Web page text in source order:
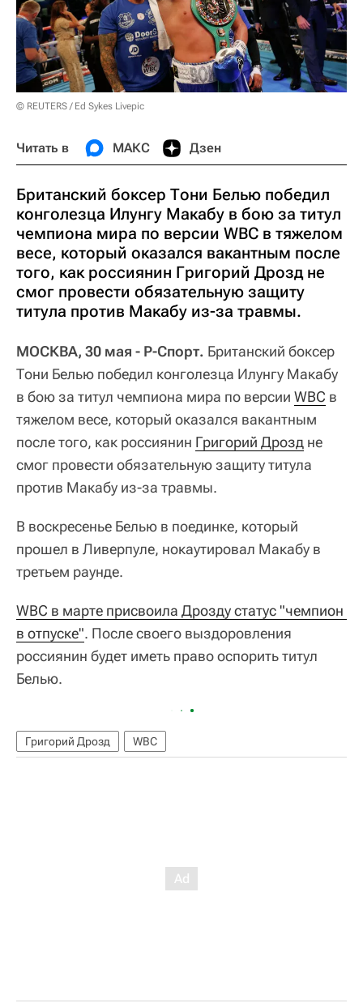
© REUTERS / Ed Sykes Livepic
Читать в МАКС Дзен
Британский боксер Тони Белью победил
конголезца Илунгу Макабу в бою за титул
чемпиона мира по версии WBC в тяжелом
весе, который оказался вакантным после
того, как россиянин Григорий Дрозд не
смог провести обязательную защиту
титула против Макабу из-за травмы.
МОСКВА, 30 мая - Р-Спорт. Британский боксер
Тони Белью победил конголезца Илунгу Макабу
в бою за титул чемпиона мира по версии WBC в
тяжелом весе, который оказался вакантным
после того, как россиянин Григорий Дрозд не
смог провести обязательную защиту титула
против Макабу из-за травмы.
В воскресенье Белью в поединке, который
прошел в Ливерпуле, нокаутировал Макабу в
третьем раунде.
WBC в марте присвоила Дрозду статус "чемпион
в отпуске". После своего выздоровления
россиянин будет иметь право оспорить титул
Белью.
Григорий Дрозд WBC